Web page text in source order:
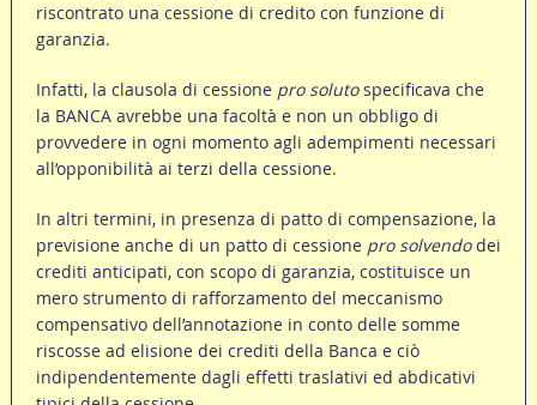
riscontrato una cessione di credito con funzione di
garanzia.
Infatti, la clausola di cessione pro solutospecificava che
la BANCA avrebbe una facoltà e non un obbligo di
provvedere in ogni momento agli adempimenti necessari
all’opponibilità ai terzi della cessione.
In altri termini, in presenza di patto di compensazione, la
previsione anche di un patto di cessione pro solvendodei
crediti anticipati, con scopo di garanzia, costituisce un
mero strumento di rafforzamento del meccanismo
compensativo dell’annotazione in conto delle somme
riscosse ad elisione dei crediti della Banca e ciò
indipendentemente dagli effetti traslativi ed abdicativi